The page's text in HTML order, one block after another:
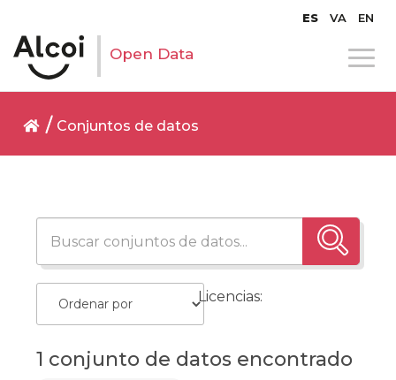
ES VA EN
Open Data
Conjuntos de datos
1 conjunto de datos encontrado
Licencias: